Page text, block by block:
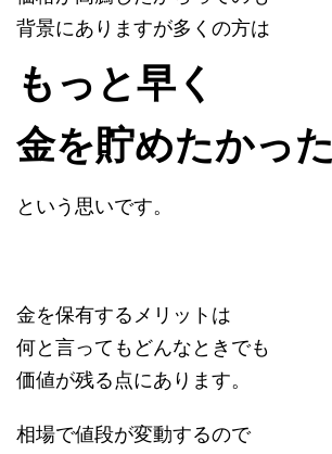
背景にありますが多くの方は
もっと早く
金を貯めたかった
という思いです。
金を保有するメリットは
何と言ってもどんなときでも
価値が残る点にあります。
相場で値段が変動するので